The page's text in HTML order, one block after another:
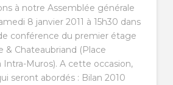
à notre Assemblée générale
8 janvier 2011 à 15h30 dans
conférence du premier étage
& Chateaubriand (Place
Intra-Muros). A cette occasion,
seront abordés : Bilan 2010